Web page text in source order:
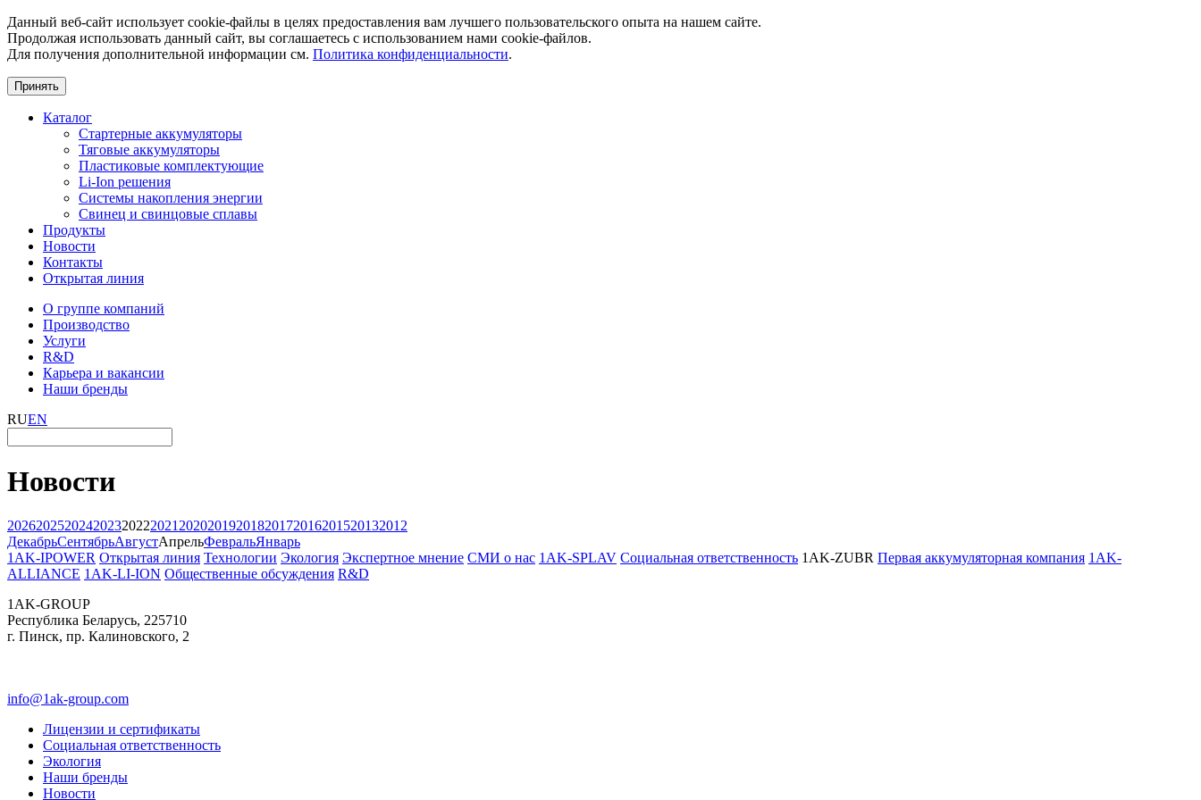
Данный веб-сайт использует cookie-файлы в целях предоставления вам лучшего пользовательского опыта на нашем сайте.
Продолжая использовать данный сайт, вы соглашаетесь с использованием нами cookie-файлов.
Для получения дополнительной информации см. Политика конфиденциальности.
Принять
Каталог
Стартерные аккумуляторы
Тяговые аккумуляторы
Пластиковые комплектующие
Li-Ion решения
Системы накопления энергии
Свинец и свинцовые сплавы
Продукты
Новости
Контакты
Открытая линия
О группе компаний
Производство
Услуги
R&D
Карьера и вакансии
Наши бренды
RUEN
Новости
202620252024202320222021 20202019201820172016201520132012
ДекабрьСентябрьАвгустАпрельФевральЯнварь
1AK-IPOWER Открытая линия Технологии Экология Экспертное мнение СМИ о нас 1AK-SPLAV Социальная ответственность 1AK-ZUBR Первая аккумуляторная компания 1AK-
ALLIANCE 1AK-LI-ION Общественные обсуждения R&D
1AK-GROUP
Республика Беларусь, 225710
г. Пинск, пр. Калиновского, 2
info@1ak-group.com
Лицензии и сертификаты
Социальная ответственность
Экология
Наши бренды
Новости